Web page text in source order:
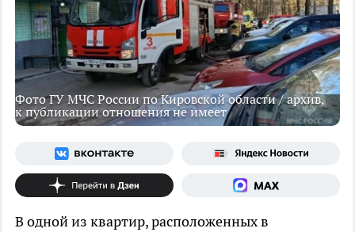
Фото ГУ МЧС России по Кировской области / архив,
к публикации отношения не имеет
В одной из квартир, расположенных в